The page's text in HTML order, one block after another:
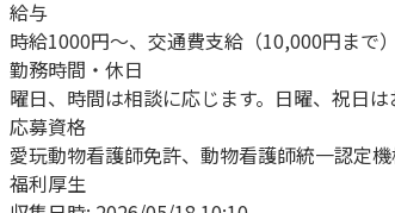
給与
時給1000円〜、交通費支給（10,000円まで）
勤務時間・休日
曜日、時間は相談に応じます。日曜、祝日は
応募資格
愛玩動物看護師免許、動物看護師統一認定
福利厚生